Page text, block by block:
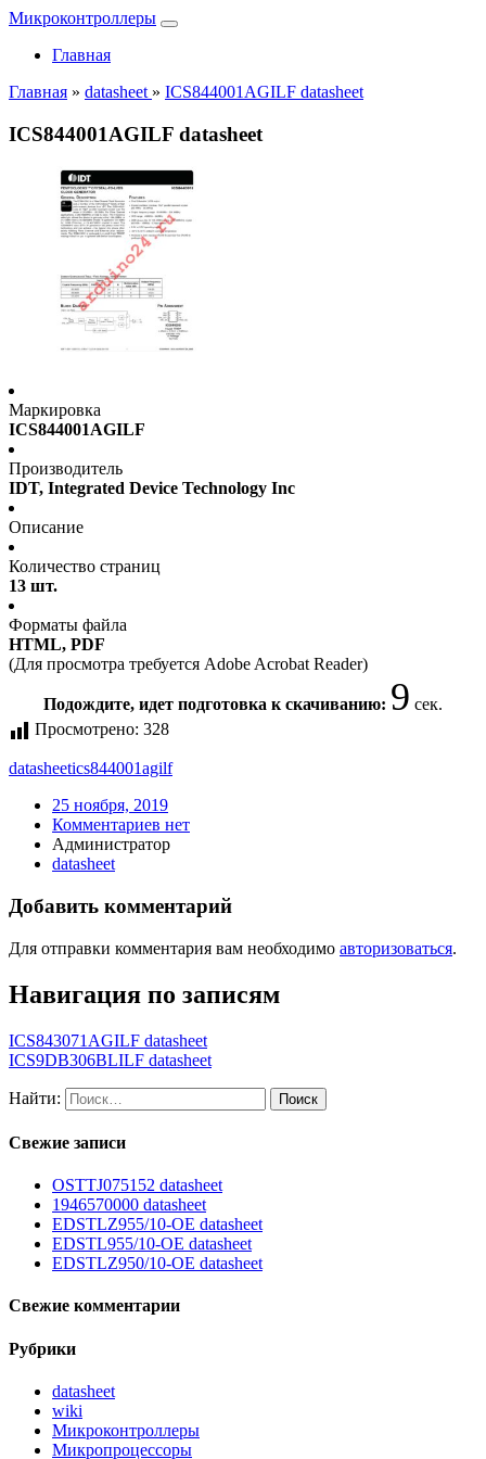
Микроконтроллеры
Главная
Главная » datasheet » ICS844001AGILF datasheet
ICS844001AGILF datasheet
Маркировка
ICS844001AGILF
Производитель
IDT, Integrated Device Technology Inc
Описание
Количество страниц
13 шт.
Форматы файла
HTML, PDF
(Для просмотра требуется Adobe Acrobat Reader)
Подождите, идет подготовка к скачиванию: 9 сек.
Просмотрено: 328
datasheetics844001agilf
25 ноября, 2019
Комментариев нет
Администратор
datasheet
Добавить комментарий
Для отправки комментария вам необходимо авторизоваться.
Навигация по записям
ICS843071AGILF datasheet
ICS9DB306BLILF datasheet
Найти:
Свежие записи
OSTTJ075152 datasheet
1946570000 datasheet
EDSTLZ955/10-OE datasheet
EDSTL955/10-OE datasheet
EDSTLZ950/10-OE datasheet
Свежие комментарии
Рубрики
datasheet
wiki
Микроконтроллеры
Микропроцессоры